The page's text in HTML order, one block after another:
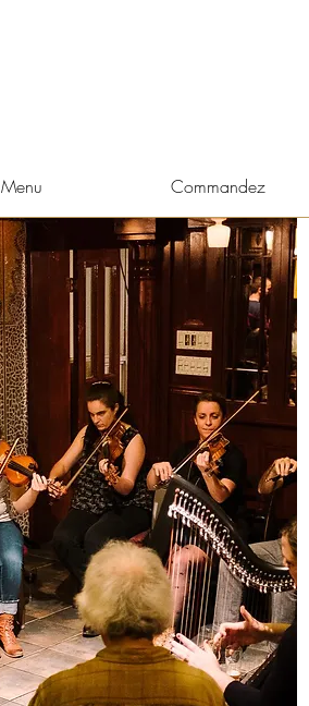
Menu Commandez